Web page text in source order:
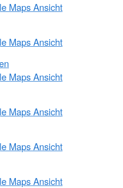
Maps Ansicht
Maps Ansicht
Maps Ansicht
Maps Ansicht
Maps Ansicht
Maps Ansicht